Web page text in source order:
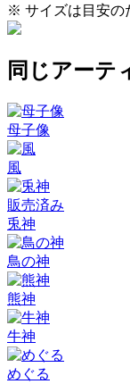
※ サイズは目安の
同じアーテ
母子像
風
販売済み
兎神
鳥の神
熊神
牛神
めぐる